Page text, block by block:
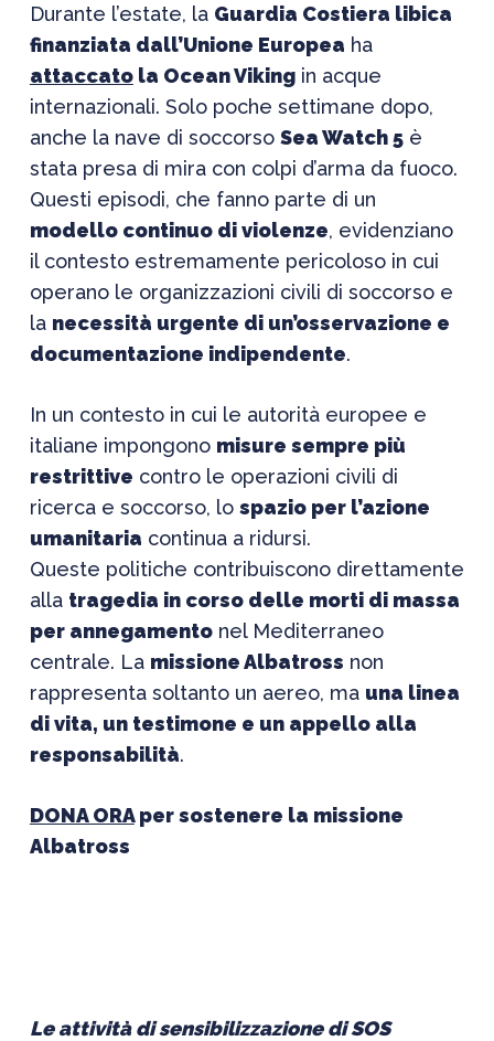
Durante l’estate, la Guardia Costiera libica
finanziata dall’Unione Europea ha
attaccatola Ocean Vikingin acque
internazionali. Solo poche settimane dopo,
anche la nave di soccorso Sea Watch 5è
stata presa di mira con colpi d’arma da fuoco.
Questi episodi, che fanno parte di un
modello continuo di violenze, evidenziano
il contesto estremamente pericoloso in cui
operano le organizzazioni civili di soccorso e
la necessità urgente di un’osservazione e
documentazione indipendente.
In un contesto in cui le autorità europee e
italiane impongono misure sempre più
restrittive contro le operazioni civili di
ricerca e soccorso, lo spazio per l’azione
umanitaria continua a ridursi.
Queste politiche contribuiscono direttamente
alla tragedia in corso delle morti di massa
per annegamentonel Mediterraneo
centrale. La missione Albatross non
rappresenta soltanto un aereo, ma una linea
di vita, un testimone e un appello alla
responsabilità.
DONA ORAper sostenere la missione
Albatross
Le attività di sensibilizzazione di SOS